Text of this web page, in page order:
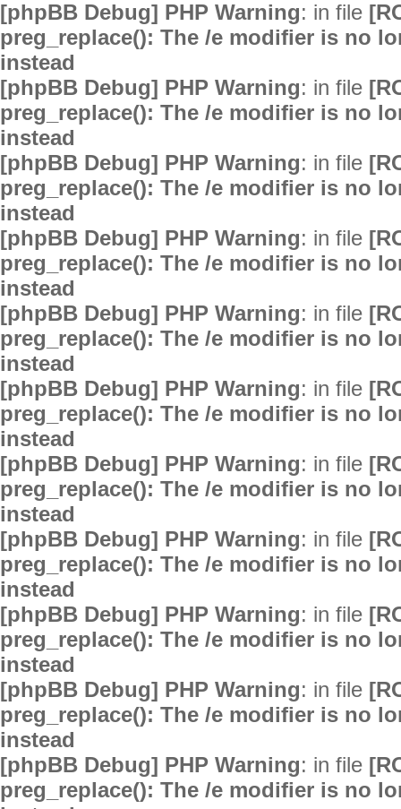
[phpBB Debug] PHP Warning: in file
preg_replace(): The /e modifier is no
instead
[phpBB Debug] PHP Warning: in file
preg_replace(): The /e modifier is no
instead
[phpBB Debug] PHP Warning: in file
preg_replace(): The /e modifier is no
instead
[phpBB Debug] PHP Warning: in file
preg_replace(): The /e modifier is no
instead
[phpBB Debug] PHP Warning: in file
preg_replace(): The /e modifier is no
instead
[phpBB Debug] PHP Warning: in file
preg_replace(): The /e modifier is no
instead
[phpBB Debug] PHP Warning: in file
preg_replace(): The /e modifier is no
instead
[phpBB Debug] PHP Warning: in file
preg_replace(): The /e modifier is no
instead
[phpBB Debug] PHP Warning: in file
preg_replace(): The /e modifier is no
instead
[phpBB Debug] PHP Warning: in file
preg_replace(): The /e modifier is no
instead
[phpBB Debug] PHP Warning: in file
preg_replace(): The /e modifier is no